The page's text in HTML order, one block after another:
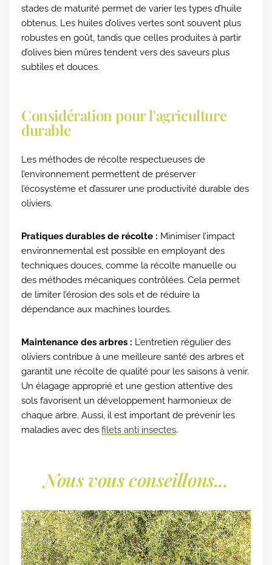
stades de maturité permet de varier les types d’huile
obtenus. Les huiles d’olives vertes sont souvent plus
robustes en goût, tandis que celles produites à partir
d’olives bien mûres tendent vers des saveurs plus
subtiles et douces.
Considération pour l'agriculture
durable
Les méthodes de récolte respectueuses de
l’environnement permettent de préserver
l’écosystème et d’assurer une productivité durable des
oliviers.
Pratiques durables de récolte : Minimiser l’impact
environnemental est possible en employant des
techniques douces, comme la récolte manuelle ou
des méthodes mécaniques contrôlées. Cela permet
de limiter l’érosion des sols et de réduire la
dépendance aux machines lourdes.
Maintenance des arbres : L’entretien régulier des
oliviers contribue à une meilleure santé des arbres et
garantit une récolte de qualité pour les saisons à venir.
Un élagage approprié et une gestion attentive des
sols favorisent un développement harmonieux de
chaque arbre. Aussi, il est important de prévenir les
maladies avec des filets anti insectes.
Nous vous conseillons...